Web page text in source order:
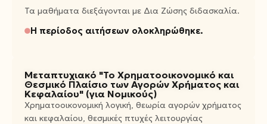
Τα μαθήματα διεξάγονται με Δια Ζώσης διδασκαλία.
Η περίοδος αιτήσεων ολοκληρώθηκε.
Μεταπτυχιακό "Το Χρηματοοικονομικό και
Θεσμικό Πλαίσιο των Αγορών Χρήματος και
Κεφαλαίου" (για Νομικούς)
Xρηματοοικονομική λογική, θεωρία αγορών χρήματος
και κεφαλαίου, θεσμικές πτυχές λειτουργίας